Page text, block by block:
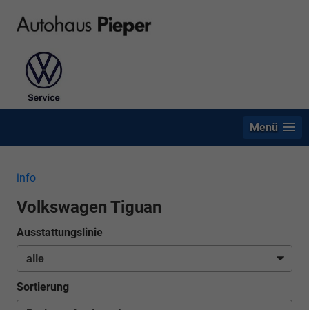
Menü
info
Volkswagen Tiguan
Ausstattungslinie
Sortierung